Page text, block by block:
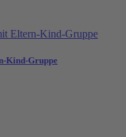
Kind-Gruppe